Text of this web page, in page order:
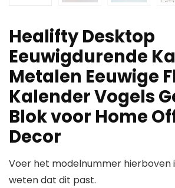
Healifty Desktop
Eeuwigdurende
Metalen Eeuwige
Kalender Vogels
Blok voor Home
Decor
Voer het modelnummer hierboven
weten dat dit past.